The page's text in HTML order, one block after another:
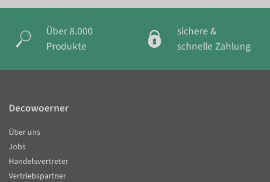
Über 8.000
Produkte
sichere &
schnelle Zahlung
Decowoerner
Über uns
Jobs
Handelsvertreter
Vertriebspartner